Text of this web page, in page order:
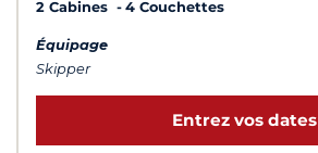
2 Cabines
4 Couchettes
Équipage
Skipper
Entrez vos dates